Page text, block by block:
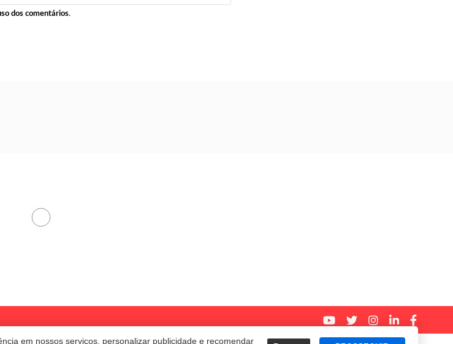
em nossos serviços, personalizar publicidade e recomendar
dos comentários.